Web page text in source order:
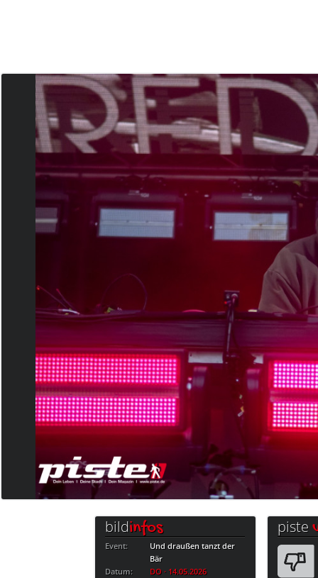
bildinfos
Event:
Und draußen tanzt der
Bär
Datum:
DO · 14.05.2026
piste